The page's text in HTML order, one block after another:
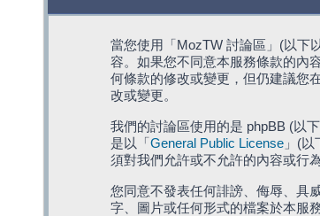
當您使用「MozTW 討論區」(以下
容。如果您不同意本服務條款的內
何條款的修改或變更，但仍建議您
改或變更。
我們的討論區使用的是 phpBB (以
是以「 General Public License」(以
須對我們允許或不允許的內容或行
您同意不發表任何誹謗、侮辱、具
字、圖片或任何形式的檔案於本服